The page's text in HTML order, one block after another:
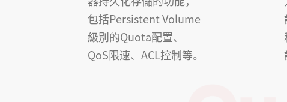
包括Persistent Volume
級別的Quota配置、
QoS限速、ACL控制等。